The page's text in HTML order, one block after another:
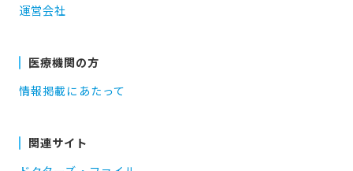
運営会社
医療機関の方
情報掲載にあたって
関連サイト